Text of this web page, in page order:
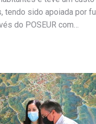
tendo sido apoiada por
do POSEUR com…